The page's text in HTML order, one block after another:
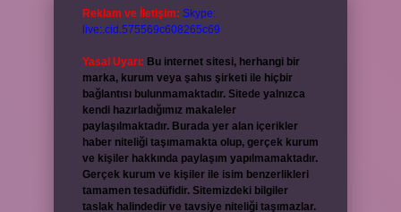
Reklam ve İletişim: Skype:
live:.cid.575569c608265c69
Yasal Uyarı: Bu internet sitesi, herhangi bir
marka, kurum veya şahıs şirketi ile hiçbir
bağlantısı bulunmamaktadır. Sitede yalnızca
kendi hazırladığımız makaleler
paylaşılmaktadır. Burada yer alan içerikler
haber niteliği taşımamakta olup, gerçek kurum
ve kişiler hakkında paylaşım yapılmamaktadır.
Gerçek kurum ve kişiler ile isim benzerlikleri
tamamen tesadüfidir. Sitemizdeki bilgiler
taslak halindedir ve tavsiye niteliği taşımazlar.